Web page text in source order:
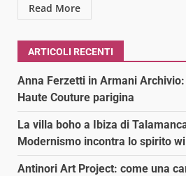
Read More
ARTICOLI RECENTI
Anna Ferzetti in Armani
Haute Couture parigina
La villa boho a Ibiza di
Modernismo incontra lo spirito
Antinori Art Project: come una